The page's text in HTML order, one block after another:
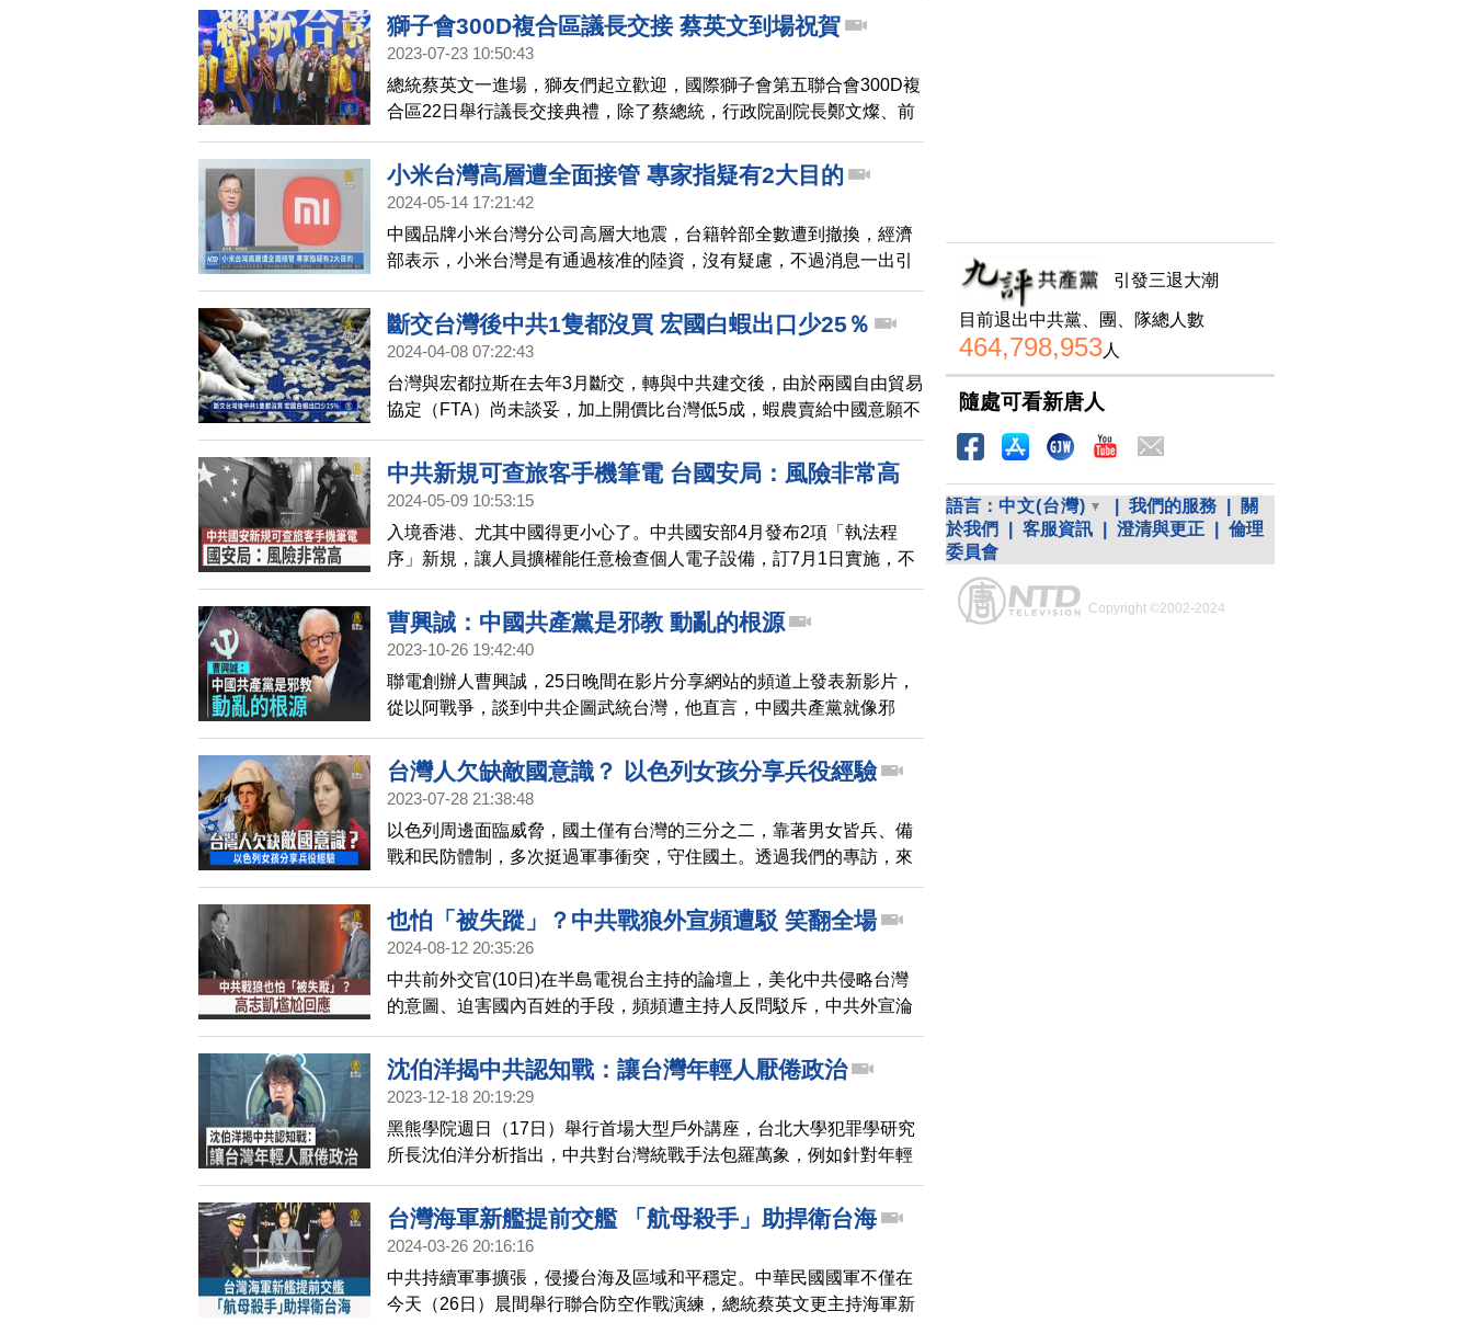
域和平穩定，並重申美國根據《共同防禦條約》對菲律賓的堅定承
諾。此外，日本自衛隊統合幕僚長吉田圭秀，也與菲律賓參謀總長進
隊始終站在菲律賓這邊，並將深化與菲律賓及理念相近國家的合作。
獅子會300D複合區議長交接 蔡英文到場祝賀
2023-07-23 10:50:43
總統蔡英文一進場，獅友們起立歡迎，國際獅子會第五聯合會300D複
合區22日舉行議長交接典禮，除了蔡總統，行政院副院長鄭文燦、前
內政部部長徐國勇等人也都受邀出席。
小米台灣高層遭全面接管 專家指疑有2大目的
2024-05-14 17:21:42
中國品牌小米台灣分公司高層大地震，台籍幹部全數遭到撤換，經濟
部表示，小米台灣是有通過核准的陸資，沒有疑慮，不過消息一出引
起台灣通訊界關注，我們請教財經專家黃世聰，怎麼解讀小米台灣高
層變動，由中國小米高層全面接手? 記者 沈唯同：「你提到電動車，
小米未來電動車的部分，似乎可能想要打進台灣市場、這部分您怎麼
斷交台灣後中共1隻都沒買 宏國白蝦出口少25％
2024-04-08 07:22:43
台灣與宏都拉斯在去年3月斷交，轉與中共建交後，由於兩國自由貿易
協定（FTA）尚未談妥，加上開價比台灣低5成，蝦農賣給中國意願不
高，加上台宏外交關係生變後，出口到台灣的白蝦必須課徵20%的關
稅，墨西哥對宏國蝦祭出禁令，宏都拉斯國家水產養殖者協會
（Andah）最新統計顯示，2024年第一季白蝦出口量為1697.6萬磅，
中共新規可查旅客手機筆電 台國安局：風險非常高
2024-05-09 10:53:15
入境香港、尤其中國得更小心了。中共國安部4月發布2項「執法程
序」新規，讓人員擴權能任意檢查個人電子設備，訂7月1日實施，不
過，已經有部分中國城市的海關，檢查出入境旅客手機。中華民國國
安局副局長今天（8日）在立法院備詢時表示，民眾前往中國大陸，手
機內如果有所謂的敏感訊息，被中共當局以「違反國安」處置的風險
曹興誠：中國共產黨是邪教 動亂的根源
2023-10-26 19:42:40
聯電創辦人曹興誠，25日晚間在影片分享網站的頻道上發表新影片，
從以阿戰爭，談到中共企圖武統台灣，他直言，中國共產黨就像邪
教，是仇恨、動亂的根源。
台灣人欠缺敵國意識？ 以色列女孩分享兵役經驗
2023-07-28 21:38:48
以色列周邊面臨威脅，國土僅有台灣的三分之二，靠著男女皆兵、備
戰和民防體制，多次挺過軍事衝突，守住國土。透過我們的專訪，來
看到一位在台灣的以色列女孩，分享她們的國防意識。
也怕「被失蹤」？中共戰狼外宣頻遭駁 笑翻全場
2024-08-12 20:35:26
中共前外交官(10日)在半島電視台主持的論壇上，美化中共侵略台灣
的意圖、迫害國內百姓的手段，頻頻遭主持人反問駁斥，中共外宣淪
為笑柄，全場頻頻大笑。影片在網路熱傳。
沈伯洋揭中共認知戰：讓台灣年輕人厭倦政治
2023-12-18 20:19:29
黑熊學院週日（17日）舉行首場大型戶外講座，台北大學犯罪學研究
所長沈伯洋分析指出，中共對台灣統戰手法包羅萬象，例如針對年輕
人散播真假訊息的認知戰，目的之一是要讓年輕族群厭倦政治。
台灣海軍新艦提前交艦 「航母殺手」助捍衛台海
2024-03-26 20:16:16
中共持續軍事擴張，侵擾台海及區域和平穩定。中華民國國軍不僅在
今天（26日）晨間舉行聯合防空作戰演練，總統蔡英文更主持海軍新
引發三退大潮
目前退出中共黨、團、隊總人數
464,798,953人
隨處可看新唐人
語言： 中文(台灣) 我們的服務
關
於我們
客服資訊 澄清與更正
倫理
委員會
Copyright ©2002-2024